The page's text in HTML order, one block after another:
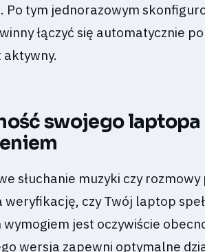
Po tym jednorazowym
łączyć się automatycznie
swojego laptopa
słuchanie muzyki czy rozmowy
czy Twój laptop
jest oczywiście
wersja zapewni optymalne